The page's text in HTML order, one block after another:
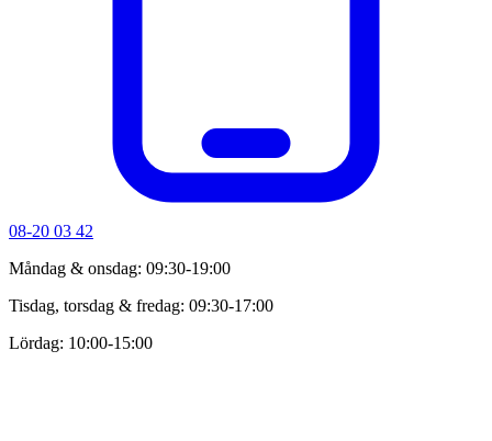
08-20 03 42
Måndag & onsdag: 09:30-19:00
Tisdag, torsdag & fredag: 09:30-17:00
Lördag: 10:00-15:00